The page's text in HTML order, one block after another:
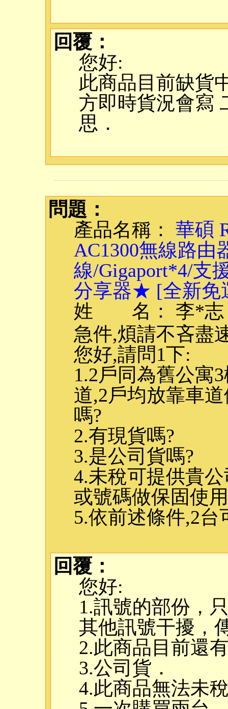
回覆：
您好:
此商品目前缺貨
方即時貨況會寫
思．
問題：
產品名稱： 華碩
AC1300無線路由
線/Gigaport*4/支
分享器★ [全新免
姓 名： 李*志
急件,煩請不吝盡
您好,請問1下:
1.2戶同為舊公寓
道,2戶均放靠車
嗎?
2.有現貨嗎?
3.是公司貨嗎?
4.未稅可提供貴
或號碼做保固使
5.依前述條件,2台
回覆：
您好:
1.訊號的部份，
其他訊號干擾，
2.此商品目前還
3.公司貨．
4.此商品無法未